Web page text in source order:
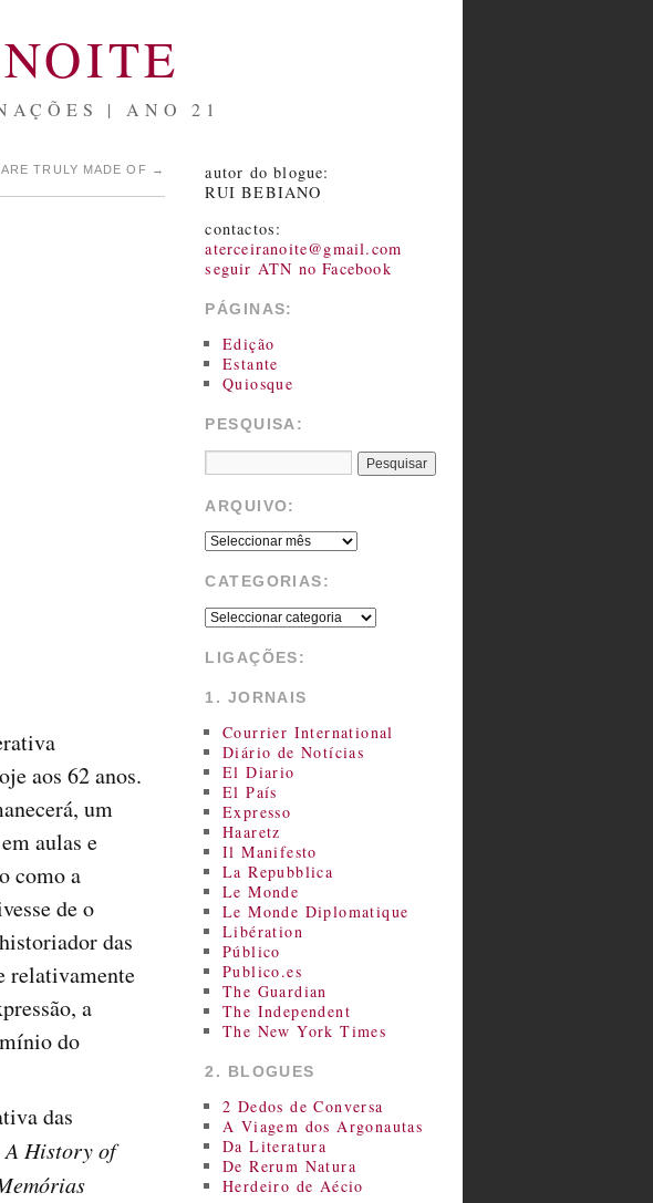
| ANO 21
TRULY MADE OF →
aos 62 anos.
um
aulas e
como a
de o
das
relativamente
a
do
das
A History of
autor do blogue:
RUI BEBIANO
contactos:
aterceiranoite@gmail.com
seguir ATN no Facebook
PÁGINAS:
Edição
Estante
Quiosque
PESQUISA:
ARQUIVO:
CATEGORIAS:
LIGAÇÕES:
1. JORNAIS
Courrier International
Diário de Notícias
El Diario
El País
Expresso
Haaretz
Il Manifesto
La Repubblica
Le Monde
Le Monde Diplomatique
Libération
Público
Publico.es
The Guardian
The Independent
The New York Times
2. BLOGUES
2 Dedos de Conversa
A Viagem dos Argonautas
Da Literatura
De Rerum Natura
Herdeiro de Aécio